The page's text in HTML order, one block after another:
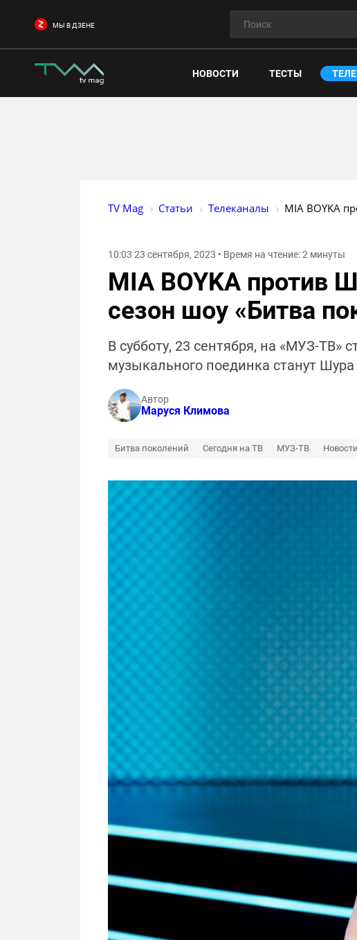
МЫ В ДЗЕНЕ
НОВОСТИ ТЕСТЫ
TV Mag Статьи Телеканалы MIA BOYKA
10:03 23 сентября, 2023 • Время на чтение: 2 минуты
MIA BOYKA против
сезон шоу «Битва
В субботу, 23 сентября, на «МУЗ-ТВ»
музыкального поединка станут Шура
Автор
Маруся Климова
Битва поколений Сегодня на ТВ МУЗ-ТВ Новости